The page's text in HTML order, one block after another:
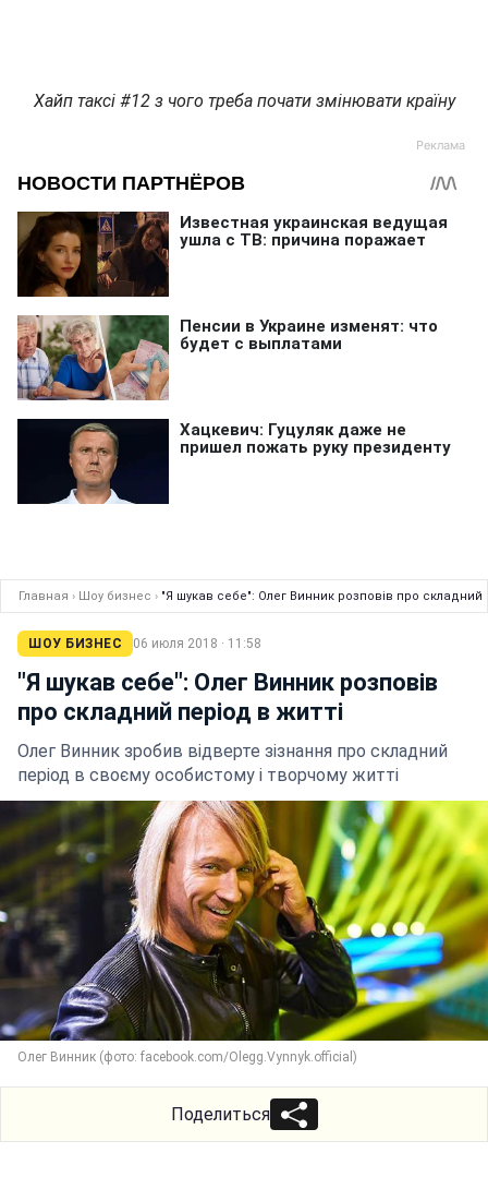
Хайп таксі #12 з чого треба почати змінювати країну
Главная › Шоу бизнес › "Я шукав себе": Олег Винник розповів про складний
ШОУ БИЗНЕС 06 июля 2018 · 11:58
"Я шукав себе": Олег Винник розповів
про складний період в житті
Олег Винник зробив відверте зізнання про складний
період в своєму особистому і творчому житті
Олег Винник (фото: facebook.com/Olegg.Vynnyk.official)
Поделиться